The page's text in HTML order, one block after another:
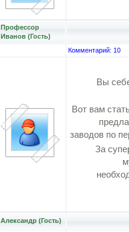
Профессор
Иванов (Гость)
Комментарий: 10
Вы
Вот вам
заводов по
За
Александр (Гость)